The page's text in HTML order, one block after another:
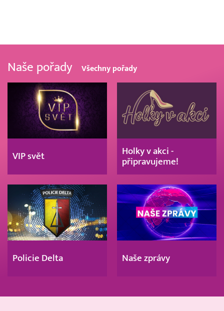
Naše pořady Všechny pořady
VIP svět
Holky v akci -
připravujeme!
Policie Delta Naše zprávy